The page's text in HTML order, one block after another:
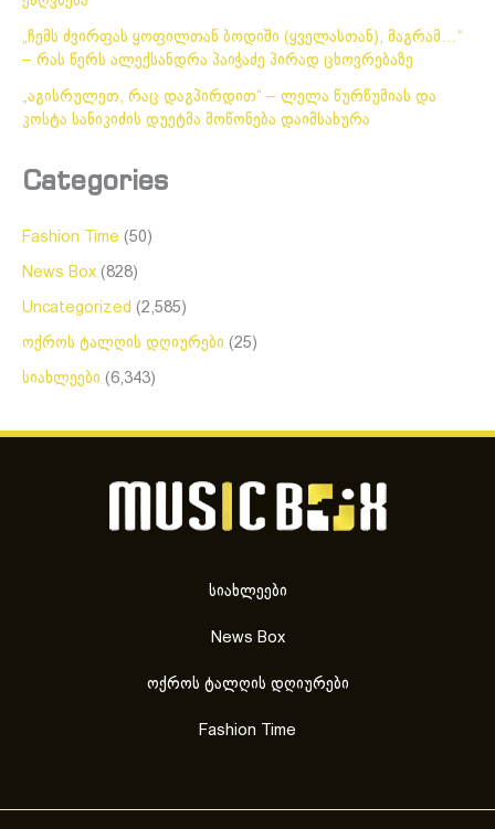
„ჩემს ძვირფას ყოფილთან ბოდიში (ყველასთან), მაგრამ…“
– რას წერს ალექსანდრა პაიჭაძე პირად ცხოვრებაზე
„აგისრულეთ, რაც დაგპირდით“ – ლელა წურწუმიას და
კოსტა სანიკიძის დუეტმა მოწონება დაიმსახურა
Categories
Fashion Time (50)
News Box (828)
Uncategorized (2,585)
ოქროს ტალღის დღიურები (25)
სიახლეები (6,343)
სიახლეები
News Box
ოქროს ტალღის დღიურები
Fashion Time